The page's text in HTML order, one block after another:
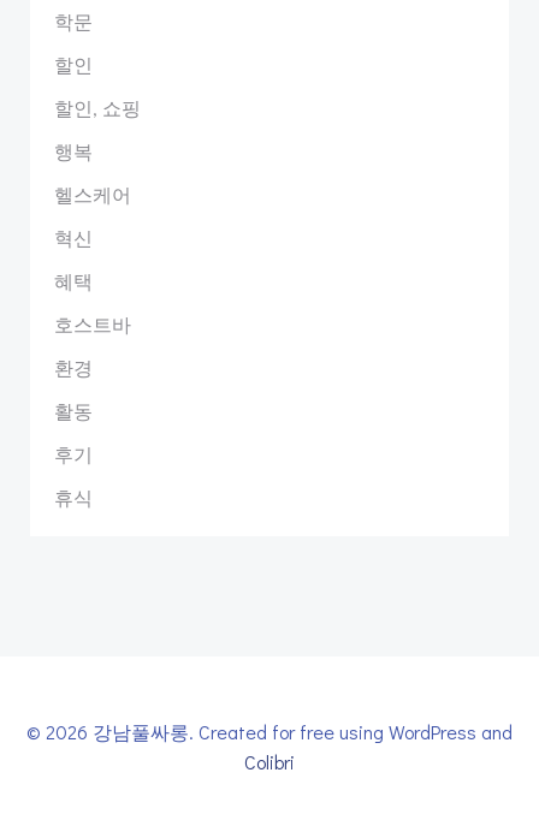
학문
할인
할인, 쇼핑
행복
헬스케어
혁신
혜택
호스트바
환경
활동
후기
휴식
© 2026 강남풀싸롱. Created for free using WordPress and
Colibri